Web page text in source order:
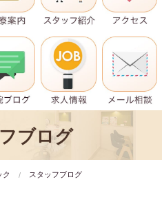
ブログ
ク
スタッフブログ